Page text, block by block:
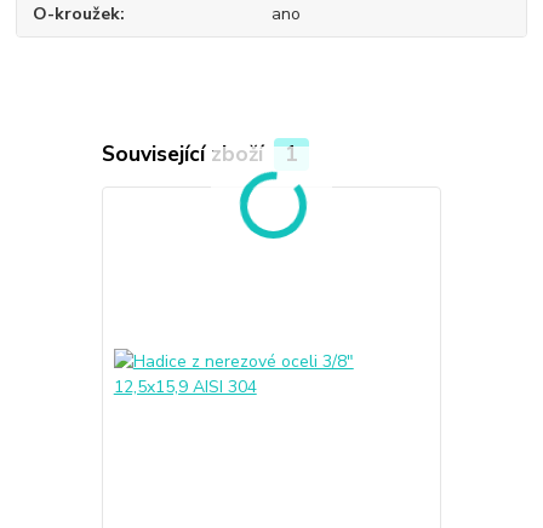
O-kroužek ano
Související zboží 1